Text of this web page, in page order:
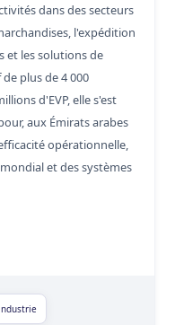
dans des secteurs
l'expédition
et les solutions de
plus de 4 000
d'EVP, elle s'est
aux Émirats arabes
opérationnelle,
et des systèmes